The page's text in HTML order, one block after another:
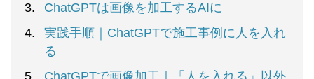
ChatGPTは画像を加工するAIに
実践手順｜ChatGPTで施工事例に人を入れ
る
ChatGPTで画像加工｜「人を入れる」以外